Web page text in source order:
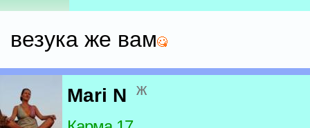
везука же вам
Mari N ж